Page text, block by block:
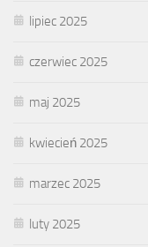
lipiec 2025
czerwiec 2025
maj 2025
kwiecień 2025
marzec 2025
luty 2025